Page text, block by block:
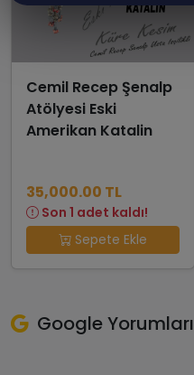
Cemil Recep Şenalp
Atölyesi Eski
Amerikan Katalin
35,000.00 TL
Son 1 adet kaldı!
Sepete Ekle
Google Yorumları